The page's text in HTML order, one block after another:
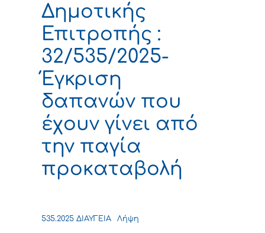
Δημοτικής
Επιτροπής :
32/535/2025-
Έγκριση
δαπανών που
έχουν γίνει από
την παγία
προκαταβολή
535.2025 ΔΙΑΥΓΕΙΑ Λήψη